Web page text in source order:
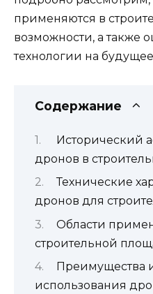
применяются в
возможности, а также
технологии на
Содержание
Исторический
дронов в
Технические
дронов для
Области
строительной
Преимущества
использования